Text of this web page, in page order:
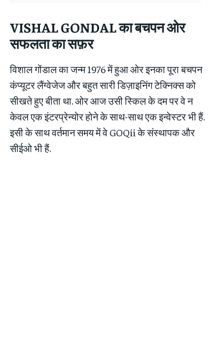
VISHAL GONDALका बचपन ओर
सफलता का सफ़र
विशाल गोंडाल का जन्म 1976 में हुआ ओर इनका पूरा बचपन
कंप्यूटर लैंग्वेजेज और बहुत सारी डिज़ाइनिंग टेक्निक्स को
सीखते हुए बीता था. ओर आज उसी स्किल के दम पर वे न
केवल एक इंटरप्रेन्योर होने के साथ-साथ एक इन्वेस्टर भी हैं.
इसी के साथ वर्तमान समय में वे GOQii के संस्थापक और
सीईओ भी हैं.